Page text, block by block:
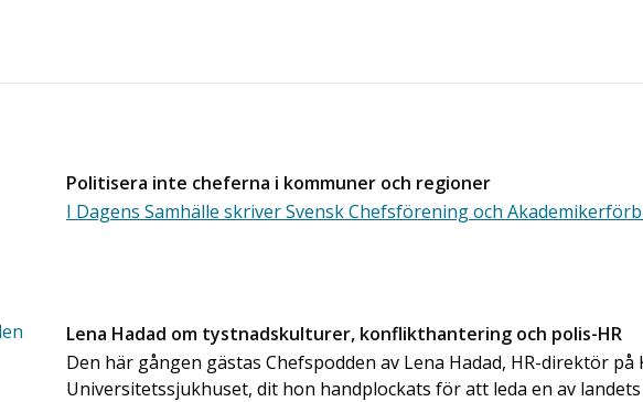
Politisera inte cheferna i kommuner och regioner
I Dagens Samhälle skriver Svensk Chefsförening och
Lena Hadad om tystnadskulturer, konflikthantering och polis-HR
Den här gången gästas Chefspodden av Lena Hadad, HR-direktör på
Universitetssjukhuset, dit hon handplockats för att leda en av